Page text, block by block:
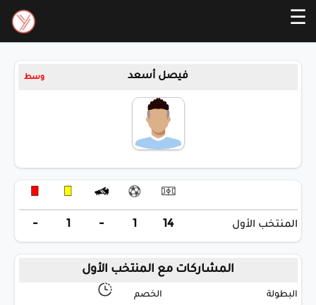
☰
فيصل أسعد وسط
المنتخب الأول 14
1
-
1
-
المشاركات مع المنتخب الأول
البطولة الخصم